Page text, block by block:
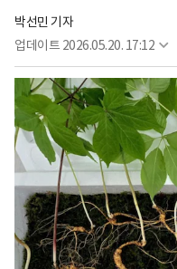
박선민 기자
업데이트 2026.05.20. 17:12